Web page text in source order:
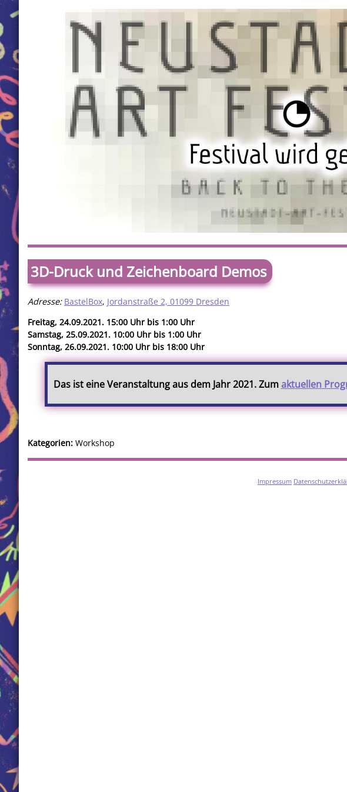
3D-Druck und Zeichenboard Demos
Adresse: BastelBox, Jordanstraße 2, 01099 Dresden
Freitag, 24.09.2021. 15:00 Uhr bis 1:00 Uhr
Samstag, 25.09.2021. 10:00 Uhr bis 1:00 Uhr
Sonntag, 26.09.2021. 10:00 Uhr bis 18:00 Uhr
Das ist eine Veranstaltung aus dem Jahr 2021. Zumaktuellen
Kategorien: Workshop
Impressum